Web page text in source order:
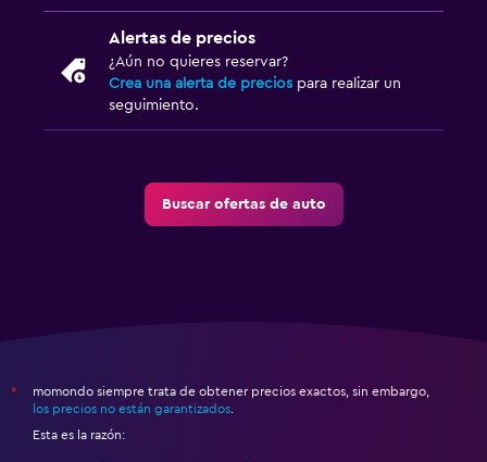
Alertas de precios
¿Aún no quieres reservar?
Crea una alerta de precios para realizar un
seguimiento.
Buscar ofertas de auto
*
momondo siempre trata de obtener precios exactos, sin embargo,
los precios no están garantizados
Esta es la razón: